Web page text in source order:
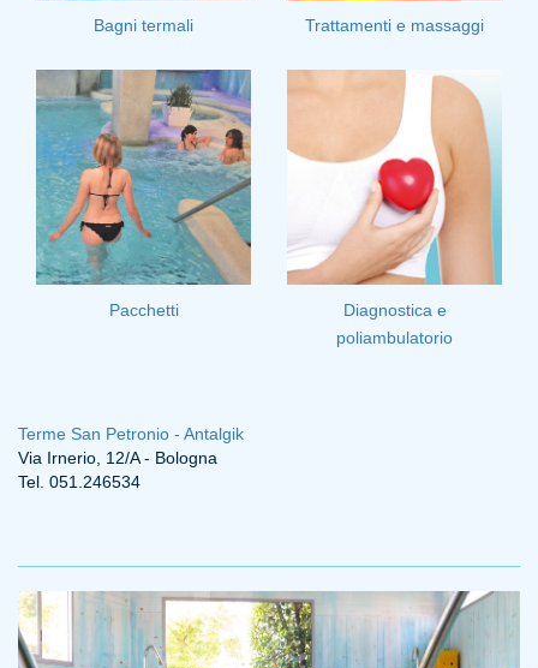
Bagni termali Trattamenti e massaggi
Pacchetti
Diagnostica e
poliambulatorio
Terme San Petronio - Antalgik
Via Irnerio, 12/A - Bologna
Tel. 051.246534